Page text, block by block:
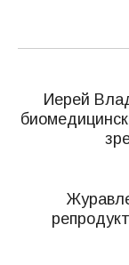
поИерей